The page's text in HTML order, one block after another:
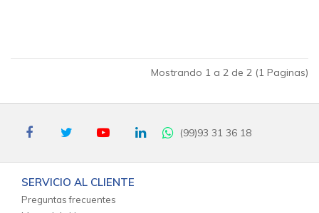
Mostrando 1 a 2 de 2 (1 Paginas)
(99)93 31 36 18
SERVICIO AL CLIENTE
Preguntas frecuentes